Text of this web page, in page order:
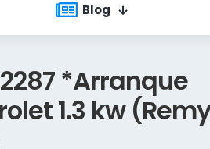
Blog
*Arranque
1.3 kw (Remy